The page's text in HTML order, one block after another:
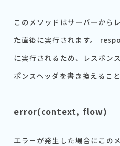
このメソッドはサーバーから
た直後に実行されます。
に実行されるため、レスポン
ポンスヘッダを書き換えること
error(context, flow)
エラーが発生した場合にこの